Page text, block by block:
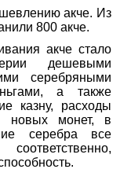
акче. Из
800 акче.
акче стало
дешевыми
серебряными
а также
казну, расходы
новых монет, в
серебра все